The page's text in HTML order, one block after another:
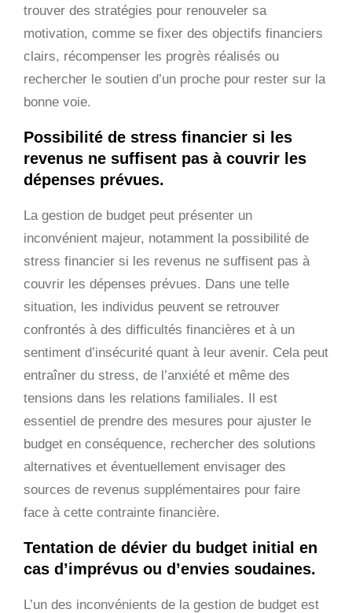
trouver des stratégies pour renouveler sa
motivation, comme se fixer des objectifs financiers
clairs, récompenser les progrès réalisés ou
rechercher le soutien d’un proche pour rester sur la
bonne voie.
Possibilité de stress financier si les
revenus ne suffisent pas à couvrir les
dépenses prévues.
La gestion de budget peut présenter un
inconvénient majeur, notamment la possibilité de
stress financier si les revenus ne suffisent pas à
couvrir les dépenses prévues. Dans une telle
situation, les individus peuvent se retrouver
confrontés à des difficultés financières et à un
sentiment d’insécurité quant à leur avenir. Cela peut
entraîner du stress, de l’anxiété et même des
tensions dans les relations familiales. Il est
essentiel de prendre des mesures pour ajuster le
budget en conséquence, rechercher des solutions
alternatives et éventuellement envisager des
sources de revenus supplémentaires pour faire
face à cette contrainte financière.
Tentation de dévier du budget initial en
cas d’imprévus ou d’envies soudaines.
L’un des inconvénients de la gestion de budget est